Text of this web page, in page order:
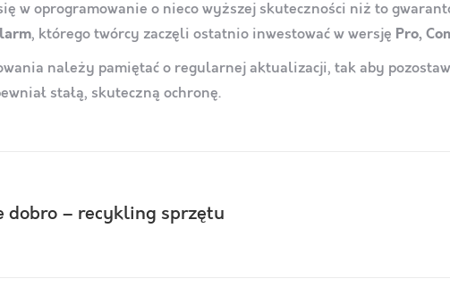
w oprogramowanie o nieco wyższej skuteczności niż to
, którego twórcy zaczęli ostatnio inwestować w wersję Pro,
należy pamiętać o regularnej aktualizacji, tak aby
stałą, skuteczną ochronę.
dobro – recykling sprzętu